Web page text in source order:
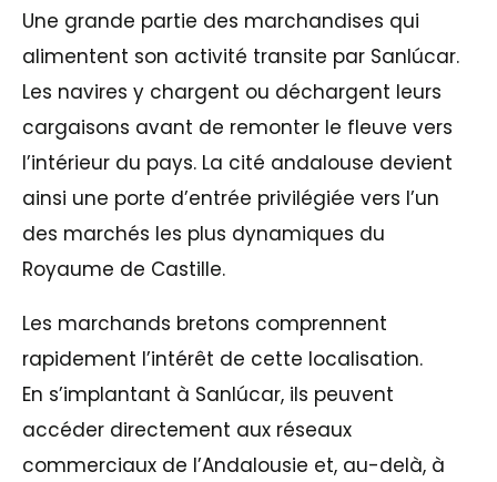
Une grande partie des marchandises qui
alimentent son activité transite par Sanlúcar.
Les navires y chargent ou déchargent leurs
cargaisons avant de remonter le fleuve vers
l’intérieur du pays. La cité andalouse devient
ainsi une porte d’entrée privilégiée vers l’un
des marchés les plus dynamiques du
Royaume de Castille.
Les marchands bretons comprennent
rapidement l’intérêt de cette localisation.
En s’implantant à Sanlúcar, ils peuvent
accéder directement aux réseaux
commerciaux de l’Andalousie et, au-delà, à